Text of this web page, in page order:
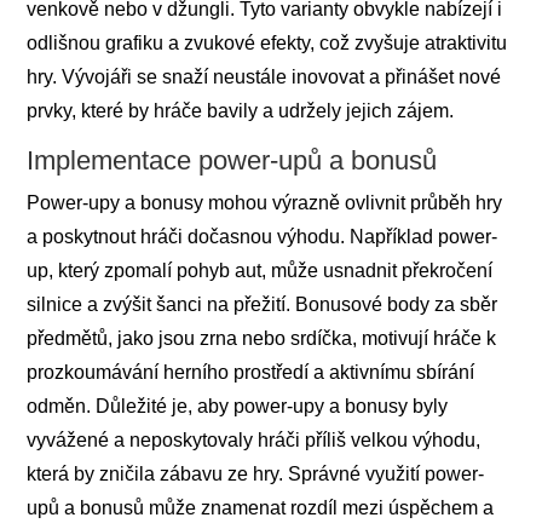
venkově nebo v džungli. Tyto varianty obvykle nabízejí i
odlišnou grafiku a zvukové efekty, což zvyšuje atraktivitu
hry. Vývojáři se snaží neustále inovovat a přinášet nové
prvky, které by hráče bavily a udržely jejich zájem.
Implementace power-upů a bonusů
Power-upy a bonusy mohou výrazně ovlivnit průběh hry
a poskytnout hráči dočasnou výhodu. Například power-
up, který zpomalí pohyb aut, může usnadnit překročení
silnice a zvýšit šanci na přežití. Bonusové body za sběr
předmětů, jako jsou zrna nebo srdíčka, motivují hráče k
prozkoumávání herního prostředí a aktivnímu sbírání
odměn. Důležité je, aby power-upy a bonusy byly
vyvážené a neposkytovaly hráči příliš velkou výhodu,
která by zničila zábavu ze hry. Správné využití power-
upů a bonusů může znamenat rozdíl mezi úspěchem a